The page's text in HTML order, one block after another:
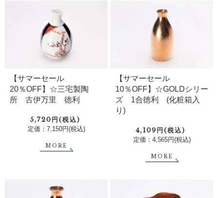
【サマーセール
20％OFF】☆三宅製陶
所 古伊万里 徳利
5,720円(税込)
定価：7,150円(税込)
MORE
【サマーセール
10％OFF】☆GOLDシリー
ズ 1合徳利 (化粧箱入
り)
4,109円(税込)
定価：4,565円(税込)
MORE